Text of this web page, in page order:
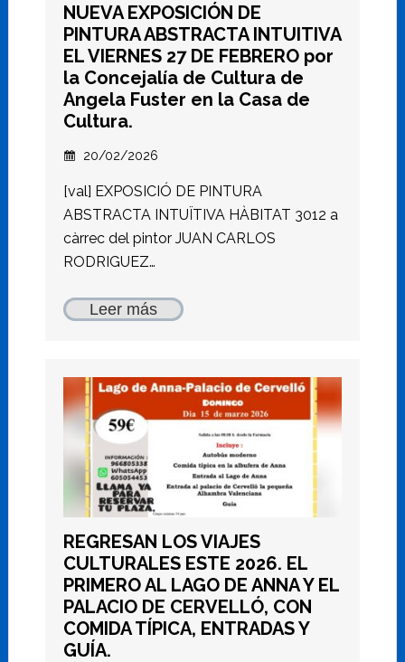
NUEVA EXPOSICIÓN DE
PINTURA ABSTRACTA INTUITIVA
EL VIERNES 27 DE FEBRERO por
la Concejalía de Cultura de
Angela Fuster en la Casa de
Cultura.
20/02/2026
[val] EXPOSICIÓ DE PINTURA
ABSTRACTA INTUÏTIVA HÀBITAT 3012 a
càrrec del pintor JUAN CARLOS
RODRIGUEZ…
Leer más
REGRESAN LOS VIAJES
CULTURALES ESTE 2026. EL
PRIMERO AL LAGO DE ANNA Y EL
PALACIO DE CERVELLÓ, CON
COMIDA TÍPICA, ENTRADAS Y
GUÍA.